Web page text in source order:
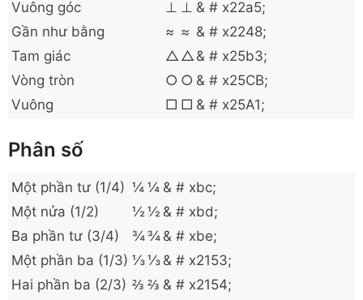
Vuông góc
⊥ ⊥ & # x22a5;
Gần như bằng
≈ ≈ & # x2248;
Tam giác
△ △ & # x25b3;
Vòng tròn
○ ○ & # x25CB;
Vuông
□ □ & # x25A1;
Phân số
Một phần tư (1/4) ¼ ¼ & # xbc;
Một nửa (1/2)
½ ½ & # xbd;
Ba phần tư (3/4)
¾¾ & # xbe;
Một phần ba (1/3) ⅓⅓ & # x2153;
Hai phần ba (2/3) ⅔ ⅔ & # x2154;